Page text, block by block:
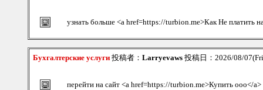
узнать больше <a href=https://turbion.me>Как Не платить
Бухгалтерские услуги 投稿者： Larryevaws 投稿日：2026/08/
перейти на сайт <a href=https://turbion.me>Купить ооо</a>